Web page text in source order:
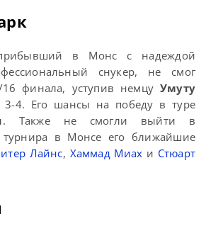
в Монс с надеждой
снукер, не смог
финала, уступив немцу Умуту
3-4. Его шансы на победу в туре
Также не смогли выйти в
в Монсе его ближайшие
Лайнс, Хаммад Миах и Стюарт